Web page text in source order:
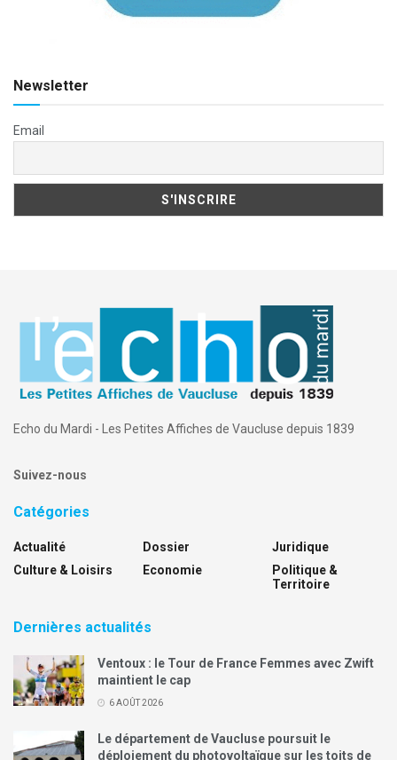
Newsletter
Email
Echo du Mardi - Les Petites Affiches de Vaucluse depuis 1839
Suivez-nous
Catégories
Actualité
Culture & Loisirs
Dossier
Economie
Juridique
Politique &
Territoire
Dernières actualités
Ventoux : le Tour de France Femmes avec Zwift
maintient le cap
6 AOÛT 2026
Le département de Vaucluse poursuit le
déploiement du photovoltaïque sur les toits de